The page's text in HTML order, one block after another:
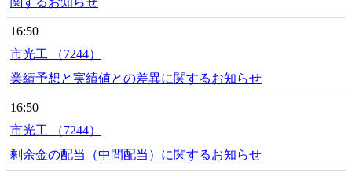
16:50
市光工 （7244）
業績予想と実績値との差異に関するお知らせ
16:50
市光工 （7244）
剰余金の配当（中間配当）に関するお知らせ